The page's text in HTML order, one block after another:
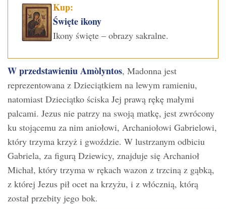
Kup:
Święte ikony
Ikony święte – obrazy sakralne.
W przedstawieniu Amòlyntos, Madonna jest
reprezentowana z Dzieciątkiem na lewym ramieniu,
natomiast Dzieciątko ściska Jej prawą rękę małymi
palcami. Jezus nie patrzy na swoją matkę, jest zwrócony
ku stojącemu za nim aniołowi, Archaniołowi Gabrielowi,
który trzyma krzyż i gwoździe. W lustrzanym odbiciu
Gabriela, za figurą Dziewicy, znajduje się Archanioł
Michał, który trzyma w rękach wazon z trzciną z gąbką,
z której Jezus pił ocet na krzyżu, i z włócznią, którą
został przebity jego bok.